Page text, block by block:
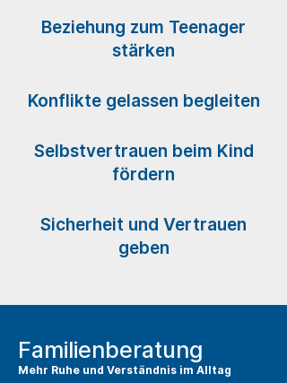
Beziehung zum Teenager
stärken
Konflikte gelassen begleiten
Selbstvertrauen beim Kind
fördern
Sicherheit und Vertrauen
geben
Familienberatung
Mehr Ruhe und Verständnis im Alltag